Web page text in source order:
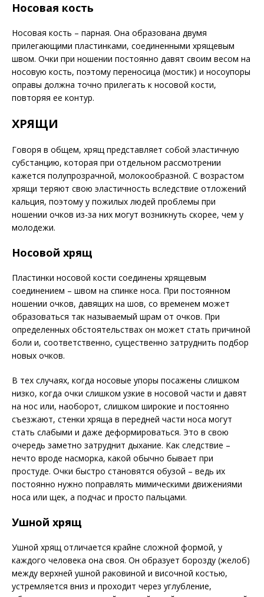
Носовая кость
Носовая кость – парная. Она образована двумя
прилегающими пластинками, соединенными хрящевым
швом. Очки при ношении постоянно давят своим весом на
носовую кость, поэтому переносица (мостик) и носоупоры
оправы должна точно прилегать к носовой кости,
повторяя ее контур.
ХРЯЩИ
Говоря в общем, хрящ представляет собой эластичную
субстанцию, которая при отдельном рассмотрении
кажется полупрозрачной, молокообразной. С возрастом
хрящи теряют свою эластичность вследствие отложений
кальция, поэтому у пожилых людей проблемы при
ношении очков из-за них могут возникнуть скорее, чем у
молодежи.
Носовой хрящ
Пластинки носовой кости соединены хрящевым
соединением – швом на спинке носа. При постоянном
ношении очков, давящих на шов, со временем может
образоваться так называемый шрам от очков. При
определенных обстоятельствах он может стать причиной
боли и, соответственно, существенно затруднить подбор
новых очков.
В тех случаях, когда носовые упоры посажены слишком
низко, когда очки слишком узкие в носовой части и давят
на нос или, наоборот, слишком широкие и постоянно
съезжают, стенки хряща в передней части носа могут
стать слабыми и даже деформироваться. Это в свою
очередь заметно затруднит дыхание. Как следствие –
нечто вроде насморка, какой обычно бывает при
простуде. Очки быстро становятся обузой – ведь их
постоянно нужно поправлять мимическими движениями
носа или щек, а подчас и просто пальцами.
Ушной хрящ
Ушной хрящ отличается крайне сложной формой, у
каждого человека она своя. Он образует борозду (желоб)
между верхней ушной раковиной и височной костью,
устремляется вниз и проходит через углубление,